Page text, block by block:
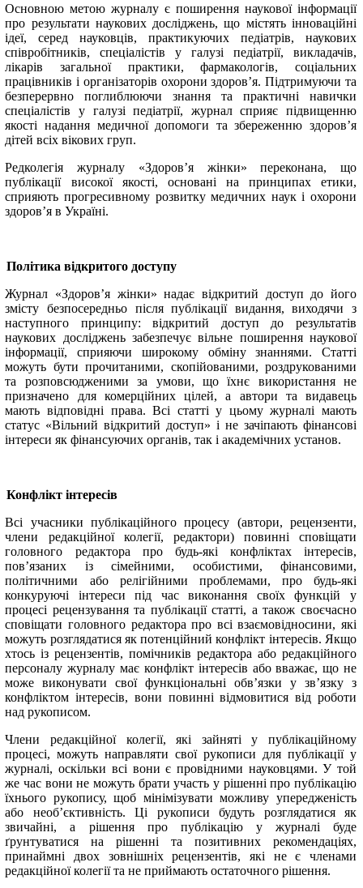
Основною метою журналу є поширення наукової інформації
про результати наукових досліджень, що містять інноваційні
ідеї, серед науковців, практикуючих педіатрів, наукових
співробітників, спеціалістів у галузі педіатрії, викладачів,
лікарів загальної практики, фармакологів, соціальних
працівників і організаторів охорони здоров’я. Підтримуючи та
безперервно поглиблюючи знання та практичні навички
спеціалістів у галузі педіатрії, журнал сприяє підвищенню
якості надання медичної допомоги та збереженню здоров’я
дітей всіх вікових груп.
Редколегія журналу «Здоров’я жінки» переконана, що
публікації високої якості, основані на принципах етики,
сприяють прогресивному розвитку медичних наук і охорони
здоров’я в Україні.
Політика відкритого доступу
Журнал «Здоров’я жінки» надає відкритий доступ до його
змісту безпосередньо після публікації видання, виходячи з
наступного принципу: відкритий доступ до результатів
наукових досліджень забезпечує вільне поширення наукової
інформації, сприяючи широкому обміну знаннями. Статті
можуть бути прочитаними, скопійованими, роздрукованими
та розповсюдженими за умови, що їхнє використання не
призначено для комерційних цілей, а автори та видавець
мають відповідні права. Всі статті у цьому журналі мають
статус «Вільний відкритий доступ» і не зачіпають фінансові
інтереси як фінансуючих органів, так і академічних установ.
Конфлікт інтересів
Всі учасники публікаційного процесу (автори, рецензенти,
члени редакційної колегії, редактори) повинні сповіщати
головного редактора про будь-які конфліктах інтересів,
пов’язаних із сімейними, особистими, фінансовими,
політичними або релігійними проблемами, про будь-які
конкуруючі інтереси під час виконання своїх функцій у
процесі рецензування та публікації статті, а також своєчасно
сповіщати головного редактора про всі взаємовідносини, які
можуть розглядатися як потенційний конфлікт інтересів. Якщо
хтось із рецензентів, помічників редактора або редакційного
персоналу журналу має конфлікт інтересів або вважає, що не
може виконувати свої функціональні обв’язки у зв’язку з
конфліктом інтересів, вони повинні відмовитися від роботи
над рукописом.
Члени редакційної колегії, які зайняті у публікаційному
процесі, можуть направляти свої рукописи для публікації у
журналі, оскільки всі вони є провідними науковцями. У той
же час вони не можуть брати участь у рішенні про публікацію
їхнього рукопису, щоб мінімізувати можливу упередженість
або необ’єктивність. Ці рукописи будуть розглядатися як
звичайні, а рішення про публікацію у журналі буде
ґрунтуватися на рішенні та позитивних рекомендаціях,
принаймні двох зовнішніх рецензентів, які не є членами
редакційної колегії та не приймають остаточного рішення.